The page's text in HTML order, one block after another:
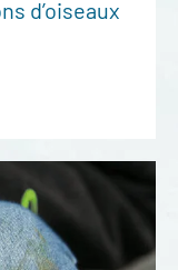
d’oiseaux